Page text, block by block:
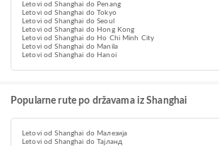
Letovi od Shanghai do Penang
Letovi od Shanghai do Tokyo
Letovi od Shanghai do Seoul
Letovi od Shanghai do Hong Kong
Letovi od Shanghai do Ho Chi Minh City
Letovi od Shanghai do Manila
Letovi od Shanghai do Hanoi
Popularne rute po državama iz Shanghai
Letovi od Shanghai do Малезија
Letovi od Shanghai do Тајланд